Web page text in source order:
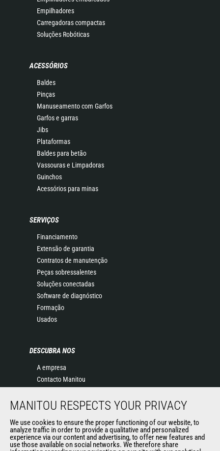
Empilhadores
Carregadoras compactas
Soluções Robóticas
ACESSÓRIOS
Baldes
Pinças
Manuseamento com Garfos
Garfos e garras
Jibs
Plataformas
Baldes para betão
Vassouras e Limpadoras
Guinchos
Acessórios para minas
SERVIÇOS
Financiamento
Extensão de garantia
Contratos de manutenção
Peças sobressalentes
Soluções conectadas
Software de diagnóstico
Formação
Usados
DESCUBRA NOS
A empresa
Contacto Manitou
Eventos
História
General Terms and Conditions of Sale
MANITOU RESPECTS YOUR PRIVACY
We use cookies to ensure the proper functioning of our website, to
analyze traffic in order to provide a qualitative and personalized
experience via our content and advertising, to offer new features and
use those available on social networks. We therefore share